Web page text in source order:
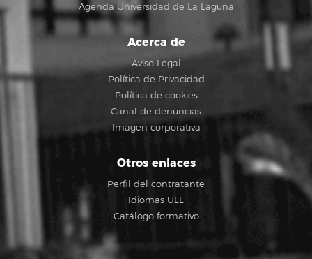
Agenda Universidad de La Laguna
Acerca de
Aviso Legal
Política de Privacidad
Política de cookies
Canal de denuncias
Imagen corporativa
Otros enlaces
Perfil del contratante
Idiomas ULL
Catálogo formativo